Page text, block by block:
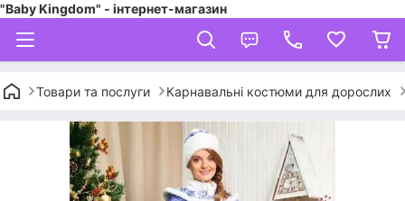
"Baby Kingdom" - інтернет-магазин
Товари та послуги Карнавальні костюми для дорослих